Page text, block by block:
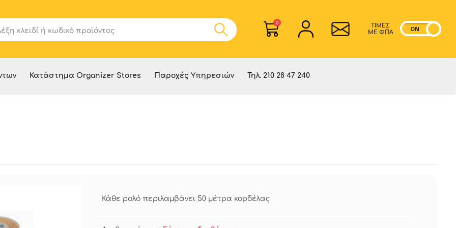
0
ΤΙΜΕΣ
ME ΦΠΑ
ON
Κατάστημα Organizer Stores Παροχές Υπηρεσιών Τηλ. 210 28 47 240
Κάθε ρολό περιλαμβάνει 50 μέτρα κορδέλας